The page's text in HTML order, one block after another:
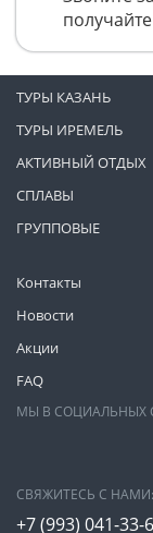
Контакты
Новости
Акции
FAQ
ТУРЫ КАЗАНЬ
ТУРЫ ИРЕМЕЛЬ
АКТИВНЫЙ ОТДЫХ
СПЛАВЫ
ГРУППОВЫЕ
МЫ В СОЦИАЛЬНЫХ
СВЯЖИТЕСЬ С НАМИ:
+7 (993) 041-33-